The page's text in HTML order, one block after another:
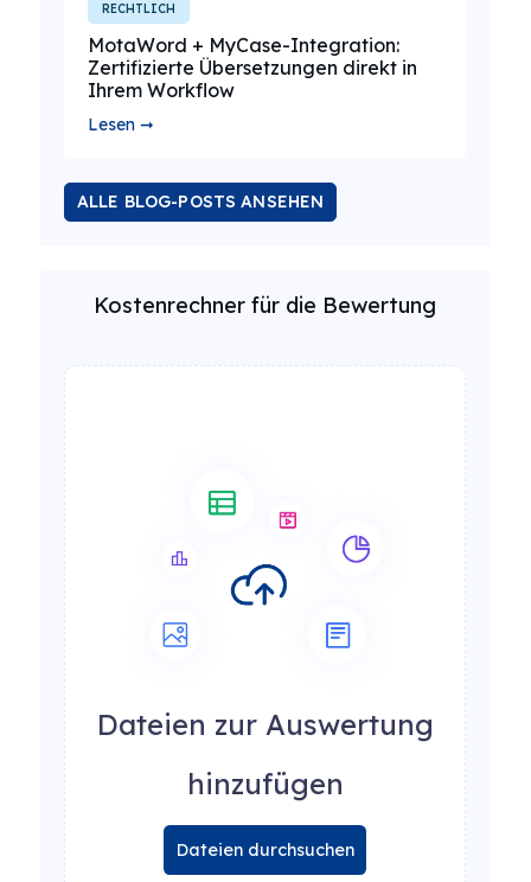
RECHTLICH
MotaWord + MyCase-Integration:
Zertifizierte Übersetzungen direkt in
Ihrem Workflow
Lesen ➞
ALLE BLOG-POSTS ANSEHEN
Kostenrechner für die Bewertung
Dateien zur Auswertung
hinzufügen
Dateien durchsuchen